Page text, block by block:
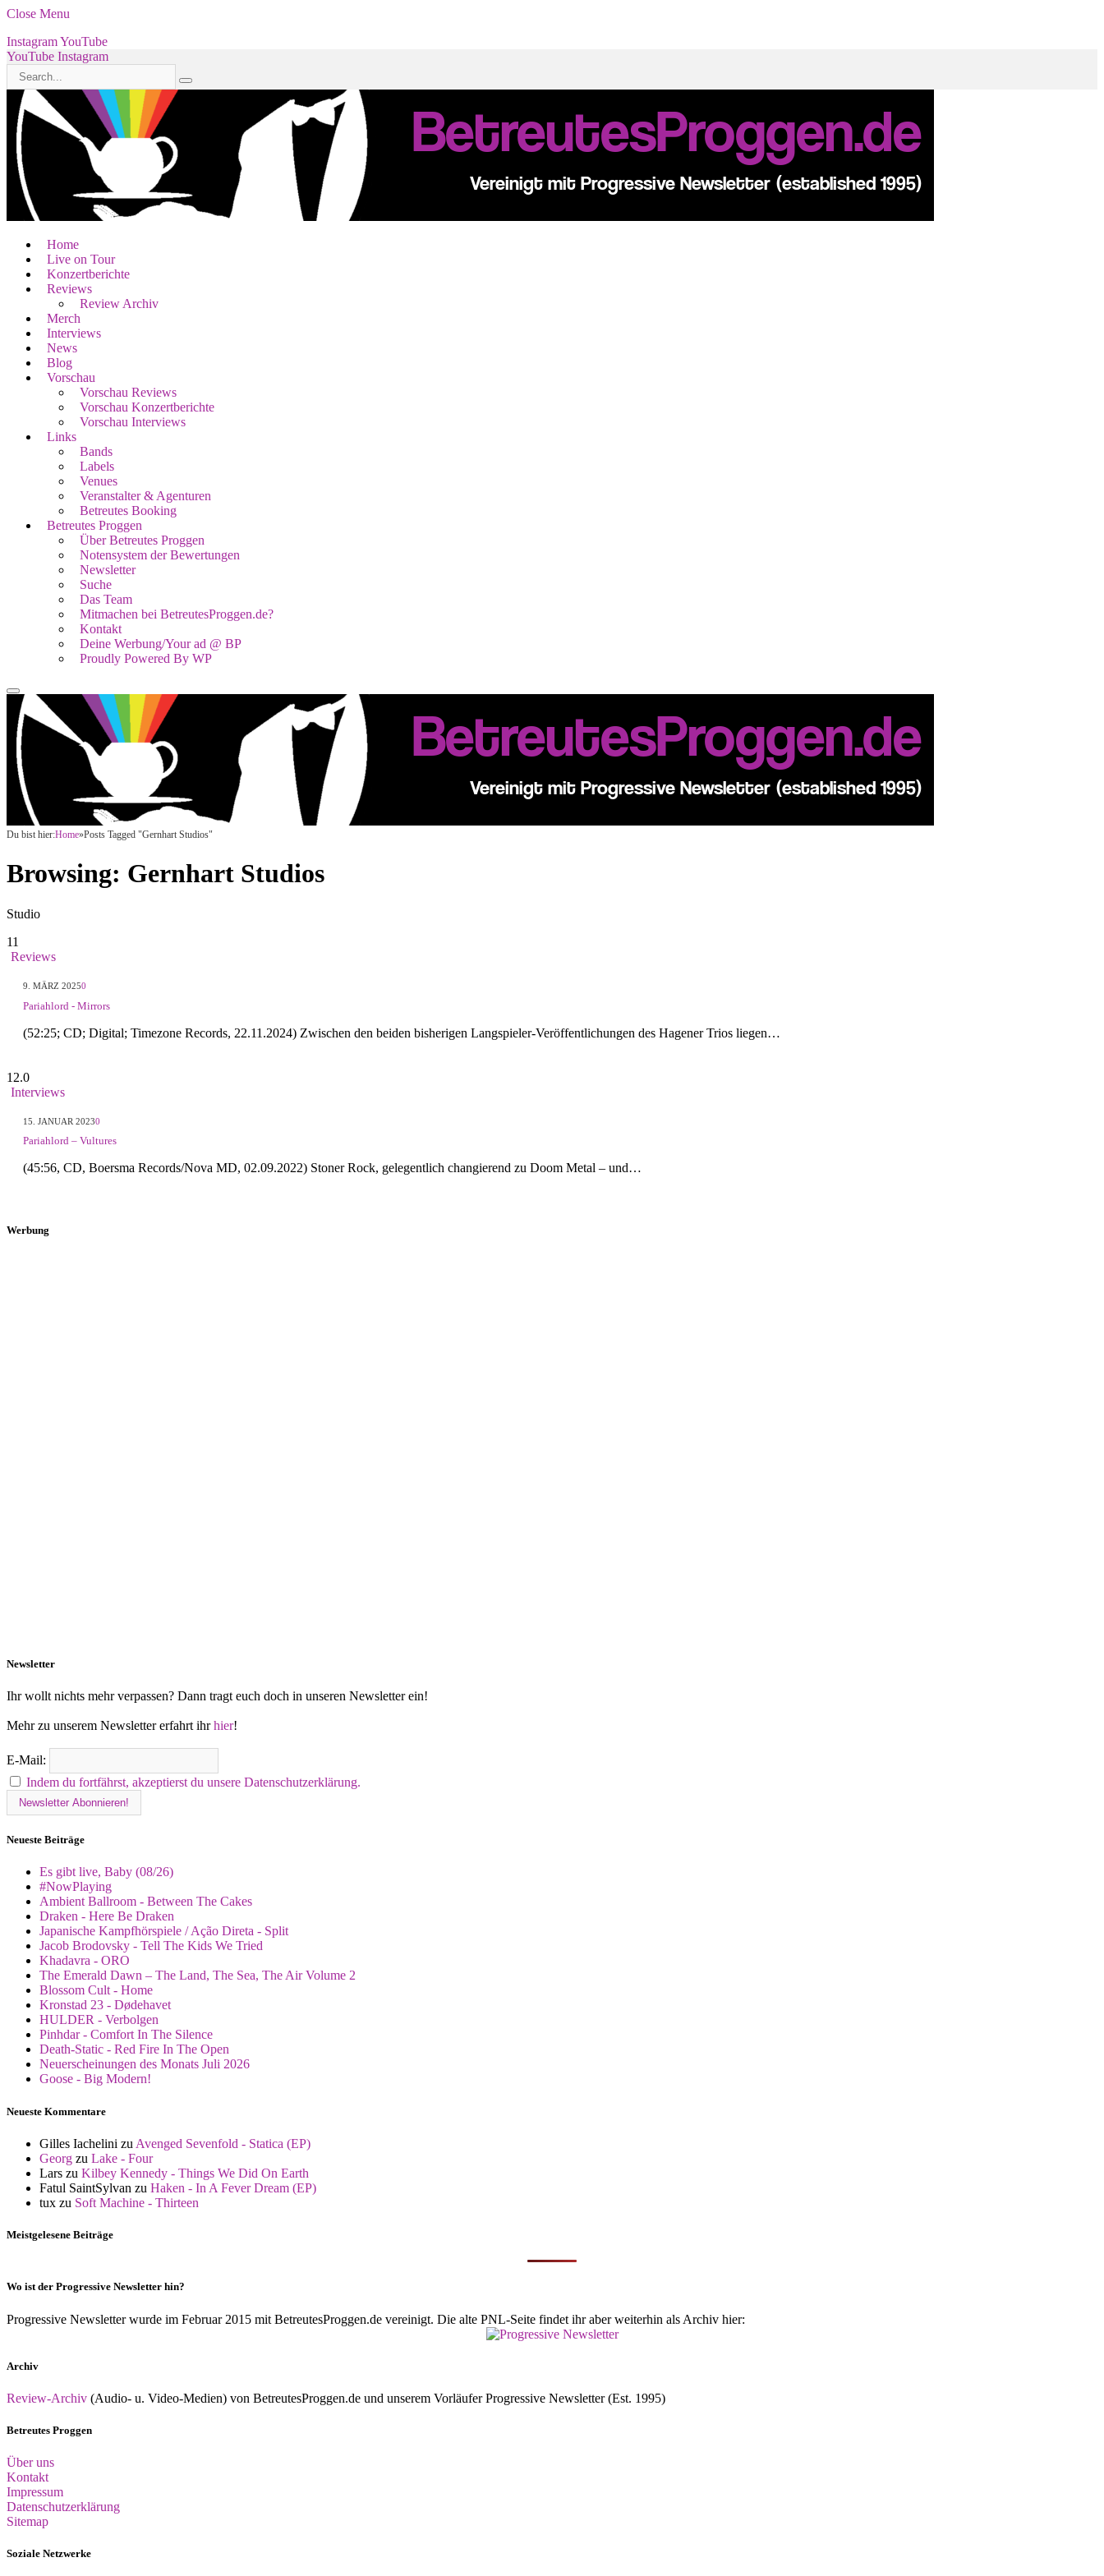
Close Menu
InstagramYouTube
YouTube Instagram
Home
Live on Tour
Konzertberichte
Reviews
Review Archiv
Merch
Interviews
News
Blog
Vorschau
Vorschau Reviews
Vorschau Konzertberichte
Vorschau Interviews
Links
Bands
Labels
Venues
Veranstalter & Agenturen
Betreutes Booking
Betreutes Proggen
Über Betreutes Proggen
Notensystem der Bewertungen
Newsletter
Suche
Das Team
Mitmachen bei BetreutesProggen.de?
Kontakt
Deine Werbung/Your ad @ BP
Proudly Powered By WP
Du bist hier:Home»Posts Tagged "Gernhart Studios"
Browsing: Gernhart Studios
Studio
11
Reviews
9. MÄRZ 20250
Pariahlord - Mirrors
(52:25; CD; Digital; Timezone Records, 22.11.2024) Zwischen den beiden bisherigen Langspieler-Veröffentlichungen des Hagener Trios liegen…
12.0
Interviews
15. JANUAR 20230
Pariahlord – Vultures
(45:56, CD, Boersma Records/Nova MD, 02.09.2022) Stoner Rock, gelegentlich changierend zu Doom Metal – und…
Werbung
Newsletter
Ihr wollt nichts mehr verpassen? Dann tragt euch doch in unseren Newsletter ein!
Mehr zu unserem Newsletter erfahrt ihrhier!
E-Mail:
Indem du fortfährst, akzeptierst du unsere Datenschutzerklärung.
Neueste Beiträge
Es gibt live, Baby (08/26)
#NowPlaying
Ambient Ballroom - Between The Cakes
Draken - Here Be Draken
Japanische Kampfhörspiele / Ação Direta - Split
Jacob Brodovsky - Tell The Kids We Tried
Khadavra - ORO
The Emerald Dawn – The Land, The Sea, The Air Volume 2
Blossom Cult - Home
Kronstad 23 - Dødehavet
HULDER - Verbolgen
Pinhdar - Comfort In The Silence
Death-Static - Red Fire In The Open
Neuerscheinungen des Monats Juli 2026
Goose - Big Modern!
Neueste Kommentare
Gilles Iachelini zu Avenged Sevenfold - Statica (EP)
Georg zu Lake - Four
Lars zu Kilbey Kennedy - Things We Did On Earth
Fatul SaintSylvan zu Haken - In A Fever Dream (EP)
tux zu Soft Machine - Thirteen
Meistgelesene Beiträge
Wo ist der Progressive Newsletter hin?
Progressive Newsletter wurde im Februar 2015 mit BetreutesProggen.de vereinigt. Die alte PNL-Seite findet ihr aber weiterhin als Archiv hier:
Archiv
Review-Archiv (Audio- u. Video-Medien) von BetreutesProggen.de und unserem Vorläufer Progressive Newsletter (Est. 1995)
Betreutes Proggen
Über uns
Kontakt
Impressum
Datenschutzerklärung
Sitemap
Soziale Netzwerke